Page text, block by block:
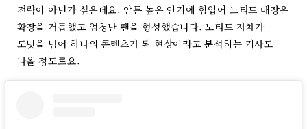
전략이 아닌가 싶은데요. 암튼 높은 인기에 힘입어 노티드 매장은
확장을 거듭했고 엄청난 팬을 형성했습니다. 노티드 자체가
도넛을 넘어 하나의 콘텐츠가 된 현상이라고 분석하는 기사도
나올 정도로요.